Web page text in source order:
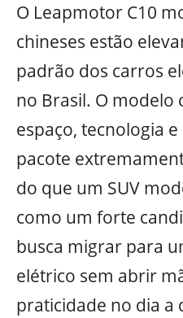
O Leapmotor C10
chineses estão
padrão dos carros
no Brasil. O
espaço, tecnologia
pacote
do que um SUV
como um forte
busca migrar para
elétrico sem abrir
praticidade no dia a